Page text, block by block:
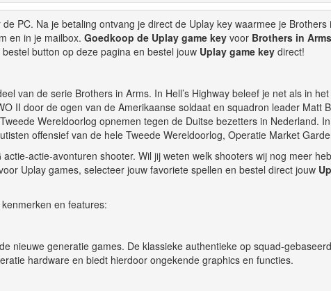
PC. Na je betaling ontvang je direct de Uplay key waarmee je Brothers
en in je mailbox. Goedkoop de Uplay game keyvoor Brothers in
button op deze pagina en bestel jouw Uplay game keydirect!
van de serie Brothers in Arms. In Hell’s Highway beleef je net als in
II door de ogen van de Amerikaanse soldaat en squadron leader Matt
Wereldoorlog opnemen tegen de Duitse bezetters in Nederland. In
offensief van de hele Tweede Wereldoorlog, Operatie Market
actie-actie-avonturen shooter. Wil jij weten welk shooters wij nog meer
Uplay games, selecteer jouw favoriete spellen en bestel direct jouw
en features:
nieuwe generatie games. De klassieke authentieke op squad-
hardware en biedt hierdoor ongekende graphics en functies.